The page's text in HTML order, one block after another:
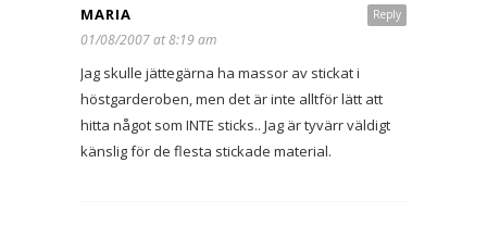
Reply
MARIA
01/08/2007 at 8:19 am
Jag skulle jättegärna ha massor av stickat i
höstgarderoben, men det är inte alltför lätt att
hitta något som INTE sticks.. Jag är tyvärr väldigt
känslig för de flesta stickade material.